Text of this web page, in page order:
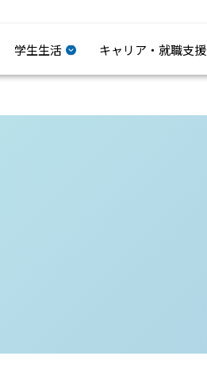
学生生活 キャリア・就職支援